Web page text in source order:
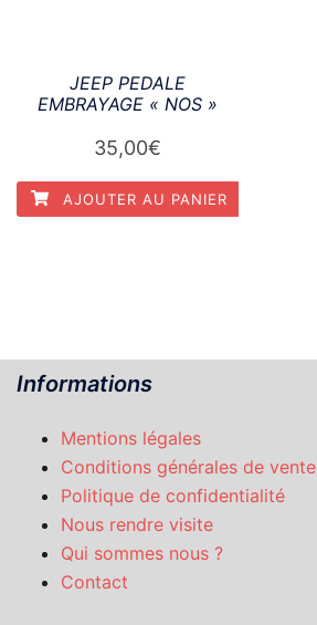
JEEP PEDALE
EMBRAYAGE « NOS »
35,00€
AJOUTER AU PANIER
Informations
Mentions légales
Conditions générales de vente
Politique de confidentialité
Nous rendre visite
Qui sommes nous ?
Contact